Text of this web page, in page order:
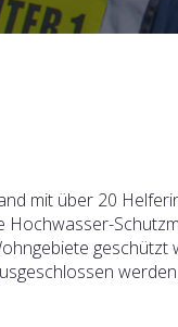
mit über 20
Hochwasser-
werden.